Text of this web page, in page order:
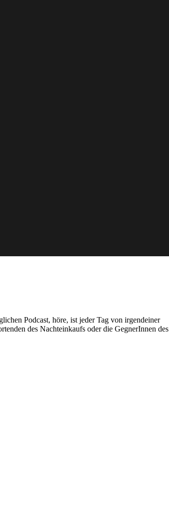
Podcast, höre, ist jeder Tag von irgendeiner
des Nachteinkaufs oder die GegnerInnen des